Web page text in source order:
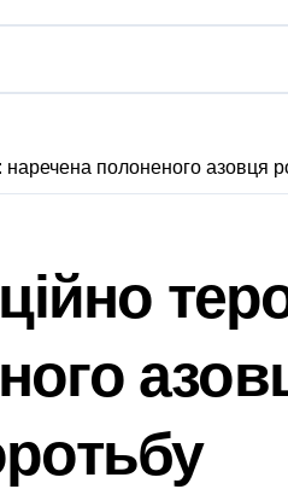
оголосили підозру через
і не помилитися з вибором
у Києві оновили центр
стратегії»: критика
за $6 000 у справі про
суд анулювання прав
наречена полоненого азовця